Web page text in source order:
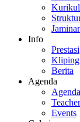
Info
Prestasi
Kliping
Berita
Agenda
Teacher
Events